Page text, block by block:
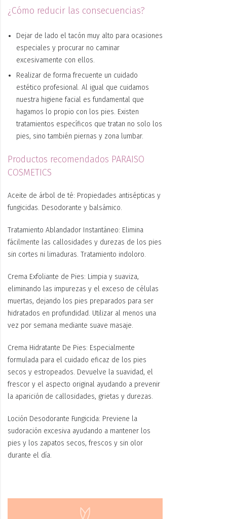
¿Cómo reducir las consecuencias?
Dejar de lado el tacón muy alto para ocasiones
especiales y procurar no caminar
excesivamente con ellos.
Realizar de forma frecuente un cuidado
estético profesional. Al igual que cuidamos
nuestra higiene facial es fundamental que
hagamos lo propio con los pies. Existen
tratamientos específicos que tratan no solo los
pies, sino también piernas y zona lumbar.
Productos recomendados PARAISO
COSMETICS
Aceite de árbol de té: Propiedades antisépticas y
fungicidas. Desodorante y balsámico.
Tratamiento Ablandador Instantáneo: Elimina
fácilmente las callosidades y durezas de los pies
sin cortes ni limaduras. Tratamiento indoloro.
Crema Exfoliante de Pies: Limpia y suaviza,
eliminando las impurezas y el exceso de células
muertas, dejando los pies preparados para ser
hidratados en profundidad. Utilizar al menos una
vez por semana mediante suave masaje.
Crema Hidratante De Pies: Especialmente
formulada para el cuidado eficaz de los pies
secos y estropeados. Devuelve la suavidad, el
frescor y el aspecto original ayudando a prevenir
la aparición de callosidades, grietas y durezas.
Loción Desodorante Fungicida: Previene la
sudoración excesiva ayudando a mantener los
pies y los zapatos secos, frescos y sin olor
durante el día.